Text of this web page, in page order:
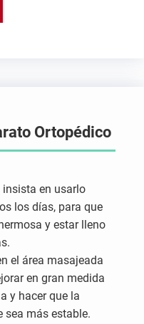
Ortopédico
insista en usarlo
los días, para que
y estar lleno
el área masajeada
en gran medida
y hacer que la
sea más estable.